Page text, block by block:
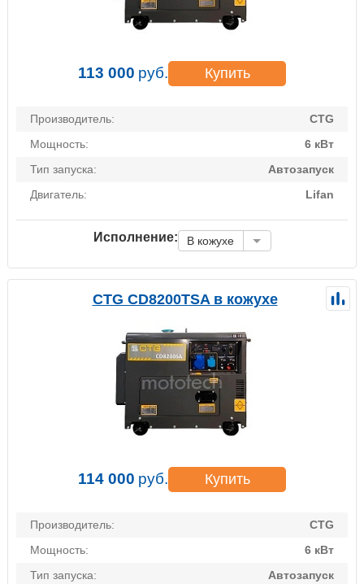
113 000 руб. Купить
Производитель:
CTG
Мощность:
6 кВт
Тип запуска:
Автозапуск
Двигатель:
Lifan
Исполнение: В кожухе
CTG CD8200TSA в кожухе
114 000 руб. Купить
Производитель:
CTG
Мощность:
6 кВт
Тип запуска:
Автозапуск